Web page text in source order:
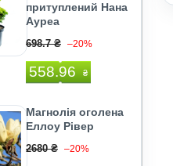
притуплений Нана
Ауреа
698.7 ₴ –20%
558.96 ₴
Магнолія оголена
Еллоу Рівер
2680 ₴ –20%